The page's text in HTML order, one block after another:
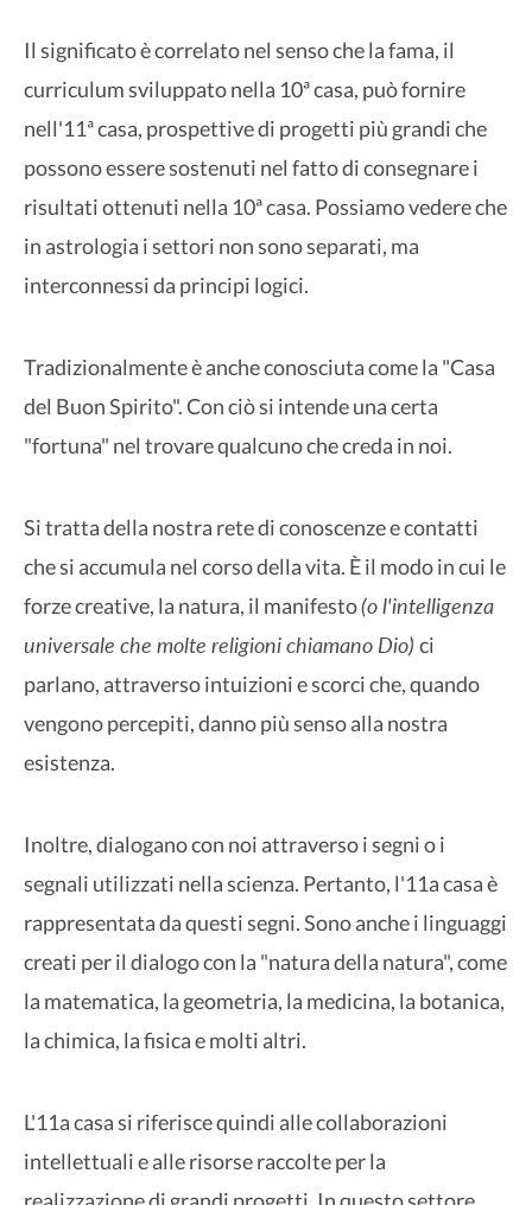
Il significato è correlato nel senso che la fama, il
curriculum sviluppato nella 10ª casa, può fornire
nell'11ª casa, prospettive di progetti più grandi che
possono essere sostenuti nel fatto di consegnare i
risultati ottenuti nella 10ª casa. Possiamo vedere che
in astrologia i settori non sono separati, ma
interconnessi da principi logici.
Tradizionalmente è anche conosciuta come la "Casa
del Buon Spirito". Con ciò si intende una certa
"fortuna" nel trovare qualcuno che creda in noi.
Si tratta della nostra rete di conoscenze e contatti
che si accumula nel corso della vita. È il modo in cui le
forze creative, la natura, il manifesto(o l'intelligenza
universale che molte religioni chiamano Dio) ci
parlano, attraverso intuizioni e scorci che, quando
vengono percepiti, danno più senso alla nostra
esistenza.
Inoltre, dialogano con noi attraverso i segni o i
segnali utilizzati nella scienza. Pertanto, l'11a casa è
rappresentata da questi segni. Sono anche i linguaggi
creati per il dialogo con la "natura della natura", come
la matematica, la geometria, la medicina, la botanica,
la chimica, la fisica e molti altri.
L'11a casa si riferisce quindi alle collaborazioni
intellettuali e alle risorse raccolte per la